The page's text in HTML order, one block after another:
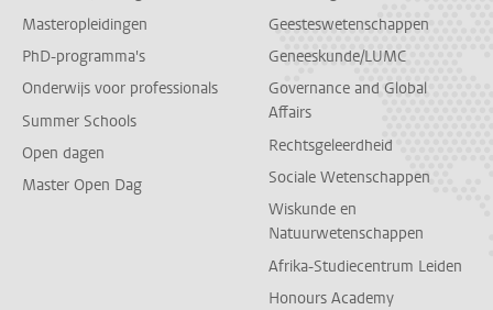
Masteropleidingen
PhD-programma's
Onderwijs voor professionals
Summer Schools
Open dagen
Master Open Dag
Geesteswetenschappen
Geneeskunde/LUMC
Governance and Global
Affairs
Rechtsgeleerdheid
Sociale Wetenschappen
Wiskunde en
Natuurwetenschappen
Afrika-Studiecentrum Leiden
Honours Academy